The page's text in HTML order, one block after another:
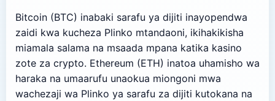
Bitcoin (BTC) inabaki sarafu ya dijiti inayopendwa
zaidi kwa kucheza Plinko mtandaoni, ikihakikisha
miamala salama na msaada mpana katika kasino
zote za crypto. Ethereum (ETH) inatoa uhamisho wa
haraka na umaarufu unaokua miongoni mwa
wachezaji wa Plinko ya sarafu za dijiti kutokana na